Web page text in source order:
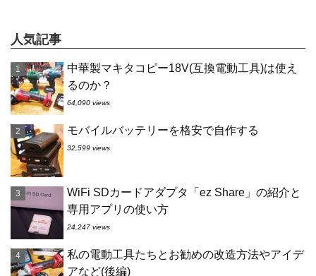
人気記事
中華製マキタコピー18V(互換電動工具)は使え
るのか？
64,090 views
モバイルバッテリーを格安で自作する
32,599 views
WiFi SDカードアダプタ「ez Share」の紹介と
専用アプリの使い方
24,247 views
私の電動工具たちとお勧めの改造方法やアイデ
アなど(後編)